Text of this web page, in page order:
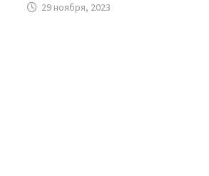
29 ноября, 2023